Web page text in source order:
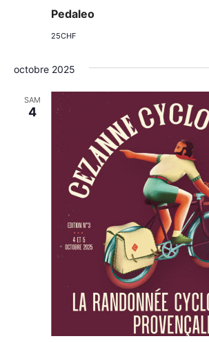
Pedaleo
25CHF
octobre 2025
SAM
4